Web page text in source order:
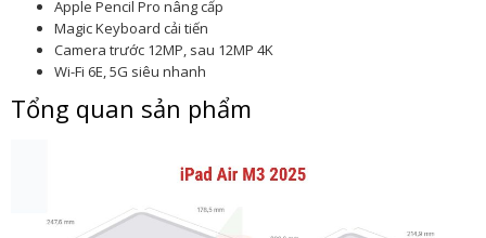
Apple Pencil Pro nâng cấp
Magic Keyboard cải tiến
Camera trước 12MP, sau 12MP 4K
Wi-Fi 6E, 5G siêu nhanh
Tổng quan sản phẩm